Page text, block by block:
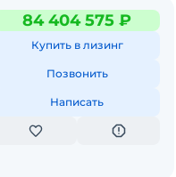
84 404 575 ₽
Купить в лизинг
Позвонить
Написать